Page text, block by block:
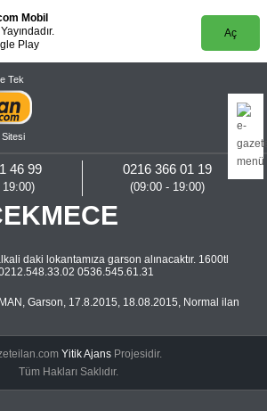
Mobil
Play
Aç
Tek
0216 366 01 19
(09:00 - 19:00)
46 99
daki lokantamıza garson alınacaktır. 1600tl
0536.545.61.31
, Garson, 17.8.2015, 18.08.2015, Normal ilan
Yitik Ajans Projesidir.
Tüm Hakları Saklıdır.